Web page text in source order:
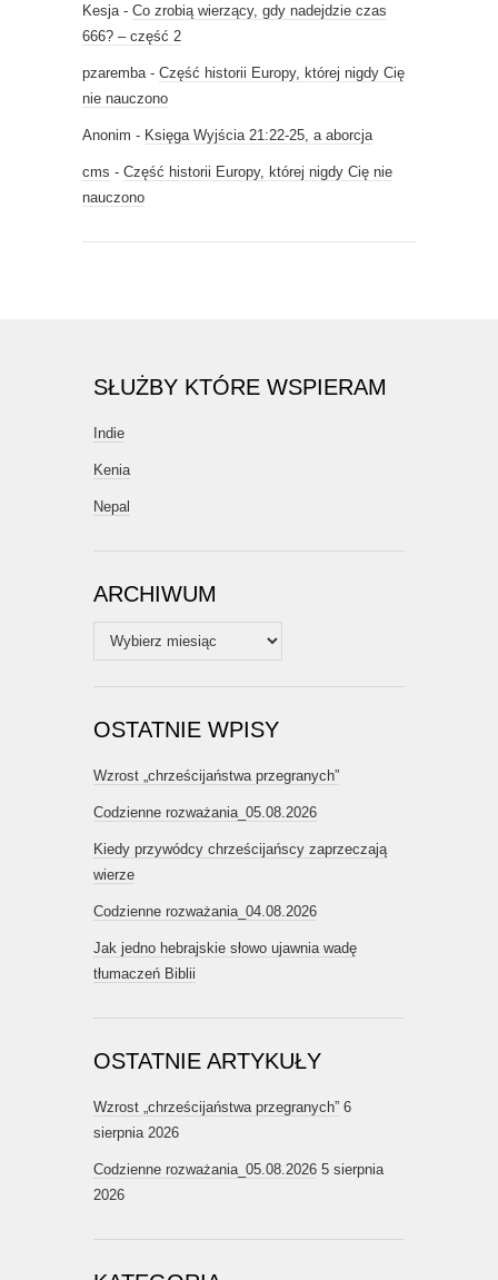
Kesja- Co zrobią wierzący, gdy nadejdzie czas
666? – część 2
pzaremba- Część historii Europy, której nigdy Cię
nie nauczono
Anonim - Księga Wyjścia 21:22-25, a aborcja
cms - Część historii Europy, której nigdy Cię nie
nauczono
SŁUŻBY KTÓRE WSPIERAM
Indie
Kenia
Nepal
ARCHIWUM
Archiwum
OSTATNIE WPISY
Wzrost „chrześcijaństwa przegranych”
Codzienne rozważania_05.08.2026
Kiedy przywódcy chrześcijańscy zaprzeczają
wierze
Codzienne rozważania_04.08.2026
Jak jedno hebrajskie słowo ujawnia wadę
tłumaczeń Biblii
OSTATNIE ARTYKUŁY
Wzrost „chrześcijaństwa przegranych” 6
sierpnia 2026
Codzienne rozważania_05.08.2026 5 sierpnia
2026